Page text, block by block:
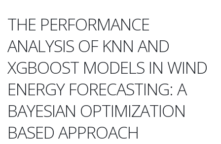
THE PERFORMANCE
ANALYSIS OF KNN AND
XGBOOST MODELS IN WIND
ENERGY FORECASTING: A
BAYESIAN OPTIMIZATION
BASED APPROACH